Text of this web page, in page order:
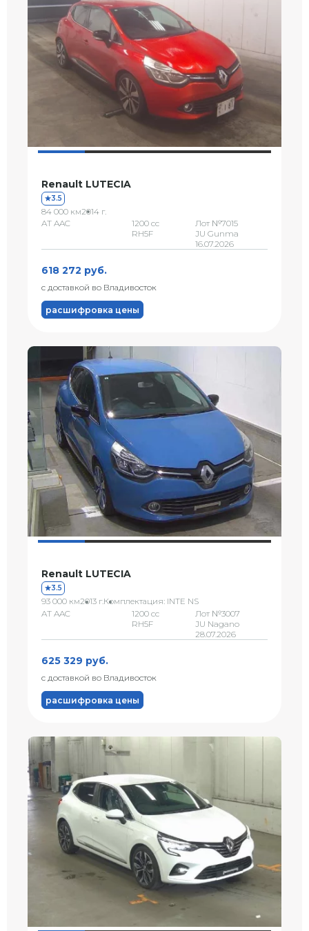
Renault LUTECIA
3.5
84 000 км2014 г.
AT AAC
1200 сс
RH5F
Лот №7015
JU Gunma
16.07.2026
618 272 руб.
с доставкой во Владивосток
расшифровка цены
Renault LUTECIA
3.5
93 000 км2013 г.Комплектация: INTE NS
AT AAC
1200 сс
RH5F
Лот №3007
JU Nagano
28.07.2026
625 329 руб.
с доставкой во Владивосток
расшифровка цены